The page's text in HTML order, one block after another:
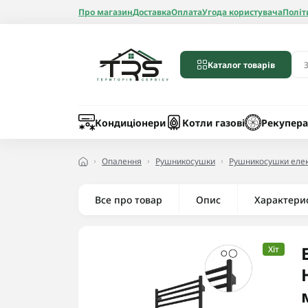
Про магазинДоставкаОплатаУгода користувача
Каталог товарів
Кондиціонери Котли газові
Радіатори
Опалення Рушникосушки Рушникосушки
Все про товар Опис
Хіт